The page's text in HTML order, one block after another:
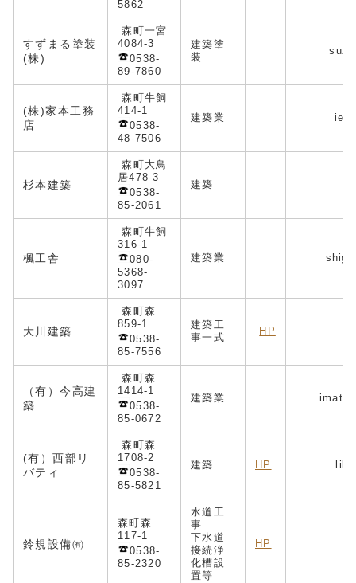
5862
すずまる塗装
(株)
森町一宮
4084-3
0538-
89-7860
建築塗
装
(株)家本工務
店
森町牛飼
414-1
0538-
48-7506
建築業
杉本建築
森町大鳥
居478-3
0538-
85-2061
建築
楓工舎
森町牛飼
316-1
080-
5368-
3097
建築業
大川建築
森町森
859-1
0538-
85-7556
建築工
事一式
HP
（有）今高建
築
森町森
1414-1
0538-
85-0672
建築業
(有）西部リ
バティ
森町森
1708-2
0538-
85-5821
建築 HP
鈴規設備㈲
森町森
117-1
0538-
85-2320
水道工
事
下水道
接続浄
化槽設
置等
HP